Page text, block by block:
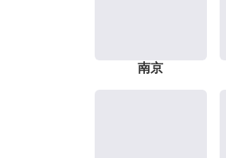
南京